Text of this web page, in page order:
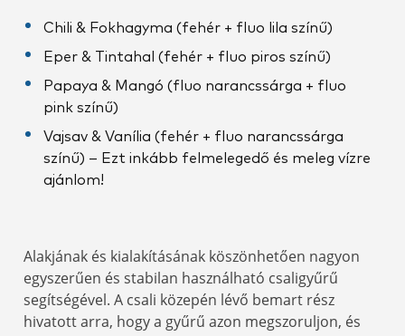
Chili & Fokhagyma (fehér + fluo lila színű)
Eper & Tintahal (fehér + fluo piros színű)
Papaya & Mangó (fluo narancssárga + fluo
pink színű)
Vajsav & Vanília (fehér + fluo narancssárga
színű) – Ezt inkább felmelegedő és meleg vízre
ajánlom!
Alakjának és kialakításának köszönhetően nagyon
egyszerűen és stabilan használható csaligyűrű
segítségével. A csali közepén lévő bemart rész
hivatott arra, hogy a gyűrű azon megszoruljon, és